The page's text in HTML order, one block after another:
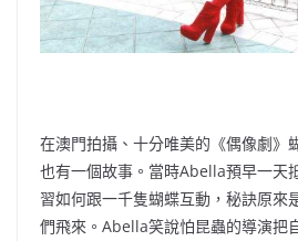
在澳門拍攝、十分唯美的《偶像劇》
也有一個故事。當時Abella預早一天
習如何跟一千隻蝴蝶互動，秘訣原來
們飛來。Abella笑說怕昆蟲的導演把